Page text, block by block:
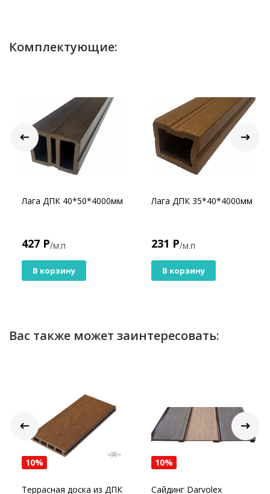
Комплектующие:
Лага ДПК 40*50*4000мм
427 Р/м.п
В корзину
Лага ДПК 35*40*4000мм
231 Р/м.п
В корзину
Вас также может заинтересовать:
10%
Террасная доска из ДПК
10%
Сайдинг Darvolex